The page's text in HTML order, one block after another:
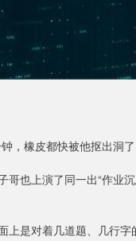
，橡皮都快被他抠出洞
也上演了同一出“作业
上是对着几道题、几行